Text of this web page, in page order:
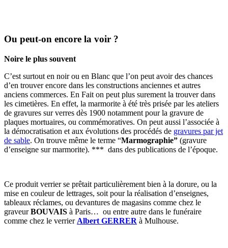
Ou peut-on encore la voir ?
Noire le plus souvent
C’est surtout en noir ou en Blanc que l’on peut avoir des chances
d’en trouver encore dans les constructions anciennes et autres
anciens commerces. En Fait on peut plus surement la trouver dans
les cimetières. En effet, la marmorite à été très prisée par les ateliers
de gravures sur verres dès 1900 notamment pour la gravure de
plaques mortuaires, ou commémoratives. On peut aussi l’associée à
la démocratisation et aux évolutions des procédés de gravures par jet
de sable. On trouve même le terme “Marmographie” (gravure
d’enseigne sur marmorite). *** dans des publications de l’époque.
Ce produit verrier se prêtait particulièrement bien à la dorure, ou la
mise en couleur de lettrages, soit pour la réalisation d’enseignes,
tableaux réclames, ou devantures de magasins comme chez le
graveurBOUVAIS à Paris… ou entre autre dans le funéraire
comme chez le verrier Albert GERRER à Mulhouse.